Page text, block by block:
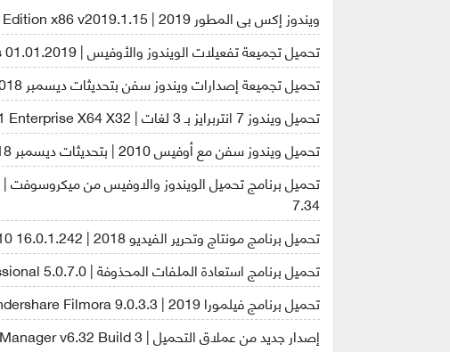
ويندوز إكس بى المطور 2019 | Windows XP Integral Edition x86 v2019.1.15
تحميل تجميعة تفعيلات الويندوز والأوفيس | Ratiborus KMS Tools 01.01.2019
تحميل تجميعة إصدارات ويندوز سفن بتحديثات ديسمبر 2018 | Windows 7 SP1 33in1 Dual-Boot
تحميل ويندوز 7 انتربرايز بـ 3 لغات | Windows 7 SP1 Enterprise X64 X32 | ديسمير 2018
تحميل ويندوز سفن مع أوفيس 2010 | بتحديثات ديسمبر 2018
7.34
تحميل برنامج مونتاج وتحرير الفيديو 2018 | MAGIX Video Pro X10 16.0.1.242
تحميل برنامج استعادة الملفات المحذوفة | Prosoft Data Rescue Professional 5.0.7.0
تحميل برنامج فيلمورا 2019 | Wondershare Filmora 9.0.3.3
إصدار جديد من عملاق التحميل | Internet Download Manager v6.32 Build 3